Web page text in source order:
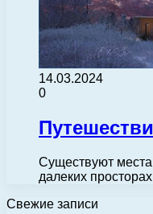
14.03.2024
0
Существуют
далеких
Свежие записи